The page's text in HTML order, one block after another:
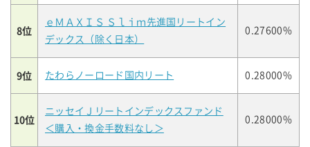
8位
ｅＭＡＸＩＳ Ｓｌｉｍ先進国リートイン
デックス（除く日本）
0.27600%
9位 たわらノーロード国内リート 0.28000%
10位
ニッセイＪリートインデックスファンド
＜購入・換金手数料なし＞
0.28000%